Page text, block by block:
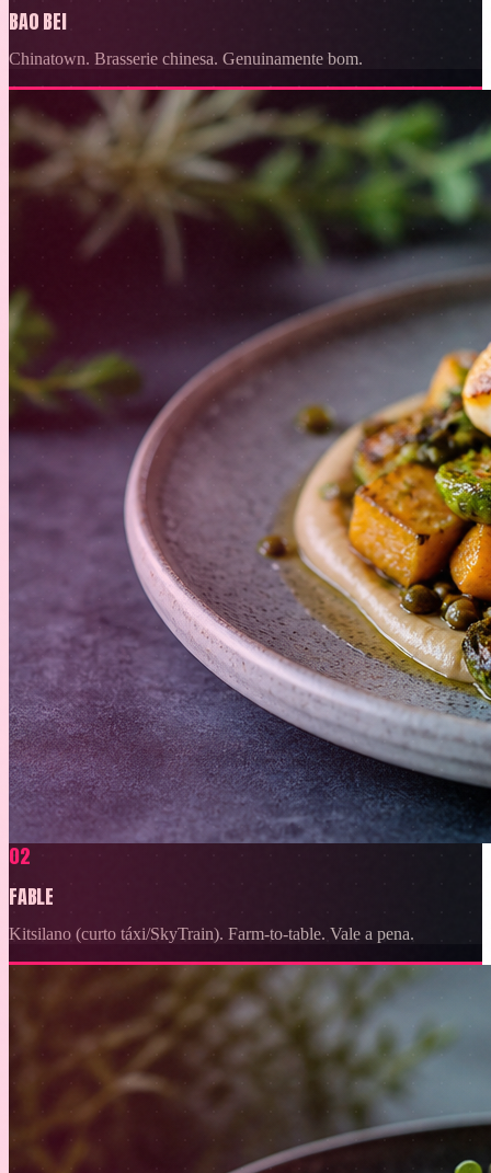
BAO BEI
Chinatown. Brasserie chinesa. Genuinamente bom.
02
FABLE
Kitsilano (curto táxi/SkyTrain). Farm-to-table. Vale a pena.